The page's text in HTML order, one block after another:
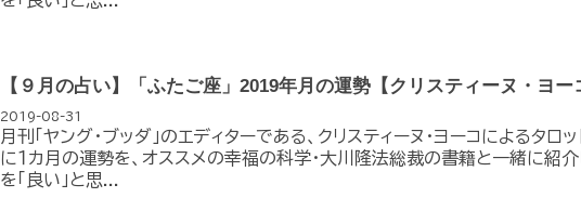
【９月の占い】「ふたご座」2019年月の運勢【クリスティーヌ・ヨー
2019-08-31
月刊「ヤング・ブッダ」のエディターである、クリスティーヌ・ヨーコによるタロ
に１カ月の運勢を、オススメの幸福の科学・大川隆法総裁の書籍と一緒に紹介
を「良い」と思...